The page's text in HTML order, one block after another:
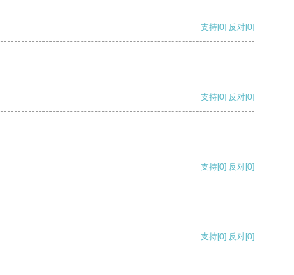
支持[0] 反对[0]
支持[0] 反对[0]
支持[0] 反对[0]
支持[0] 反对[0]